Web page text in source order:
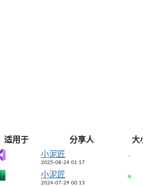
适用于 分享人 大
小泥匠
2025-08-24 01:17
小泥匠
2024-07-29 00:13